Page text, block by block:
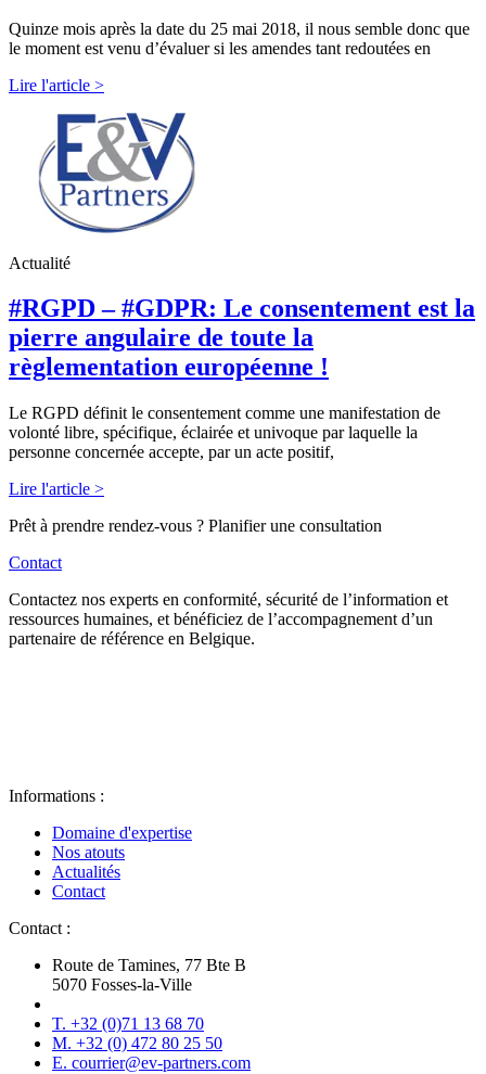
Quinze mois après la date du 25 mai 2018, il nous semble donc que
le moment est venu d’évaluer si les amendes tant redoutées en
Lire l'article >
Actualité
#RGPD – #GDPR: Le consentement est la
pierre angulaire de toute la
règlementation européenne !
Le RGPD définit le consentement comme une manifestation de
volonté libre, spécifique, éclairée et univoque par laquelle la
personne concernée accepte, par un acte positif,
Lire l'article >
Prêt à prendre rendez-vous ? Planifier une consultation
Contact
Contactez nos experts en conformité, sécurité de l’information et
ressources humaines, et bénéficiez de l’accompagnement d’un
partenaire de référence en Belgique.
Informations :
Domaine d'expertise
Nos atouts
Actualités
Contact
Contact :
Route de Tamines, 77 Bte B
5070 Fosses-la-Ville
T. +32 (0)71 13 68 70
M. +32 (0) 472 80 25 50
E. courrier@ev-partners.com